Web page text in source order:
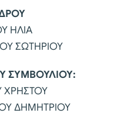
ΗΛΙΑ
ΣΩΤΗΡΙΟΥ
ΣΥΜΒΟΥΛΙΟΥ:
ΧΡΗΣΤΟΥ
ΔΗΜΗΤΡΙΟΥ